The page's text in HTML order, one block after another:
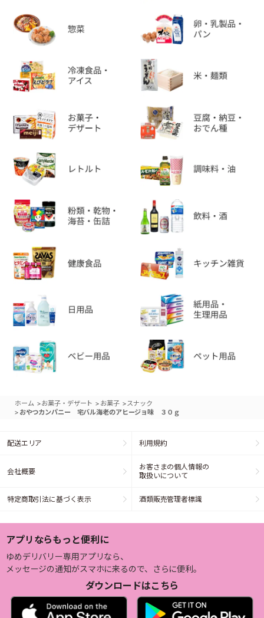
ホーム >お菓子・デザート > お菓子 > スナック
> おやつカンパニー 宅バル海老のアヒージョ味 ３０ｇ
配送エリア 利用規約
会社概要
お客さまの個人情報の
取扱いについて
特定商取引法に基づく表示 酒類販売管理者標識
アプリならもっと便利に
ゆめデリバリー専用アプリなら、
メッセージの通知がスマホに来るので、さらに便利。
ダウンロードはこちら